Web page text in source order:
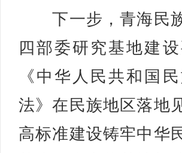
下一步，青海民族
四部委研究基地建
《中华人民共和国
法》在民族地区落地
高标准建设铸牢中华